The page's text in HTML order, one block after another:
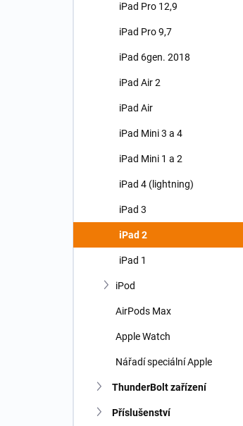
iPad Pro 12,9
iPad Pro 9,7
iPad 6gen. 2018
iPad Air 2
iPad Air
iPad Mini 3 a 4
iPad Mini 1 a 2
iPad 4 (lightning)
iPad 3
iPad 2
iPad 1
iPod
AirPods Max
Apple Watch
Nářadí speciální Apple
ThunderBolt zařízení
Příslušenství